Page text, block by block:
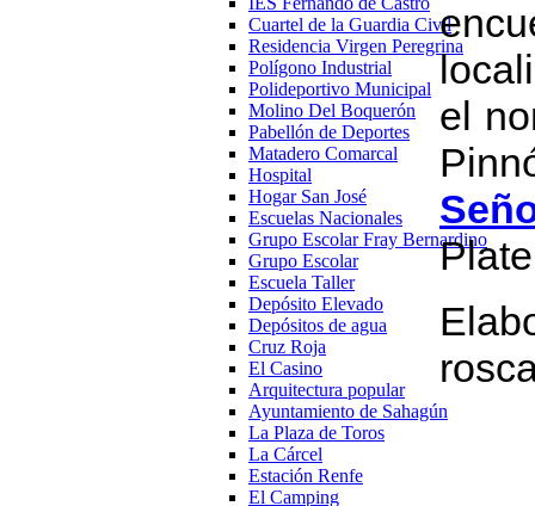
Cuartel de la Guardia Civil
Residencia Virgen Peregrina
Polígono Industrial
Polideportivo Municipal
Molino Del Boquerón
Pabellón de Deportes
Matadero Comarcal
Hospital
Hogar San José
Escuelas Nacionales
Grupo Escolar Fray Bernardino
Grupo Escolar
Escuela Taller
Depósito Elevado
Depósitos de agua
Cruz Roja
El Casino
Arquitectura popular
Ayuntamiento de Sahagún
La Plaza de Toros
La Cárcel
Estación Renfe
El Camping
el